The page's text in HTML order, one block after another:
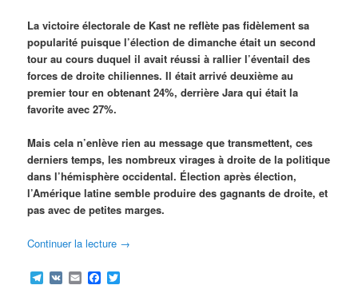
La victoire électorale de Kast ne reflète pas fidèlement sa
popularité puisque l’élection de dimanche était un second
tour au cours duquel il avait réussi à rallier l’éventail des
forces de droite chiliennes. Il était arrivé deuxième au
premier tour en obtenant 24%, derrière Jara qui était la
favorite avec 27%.
Mais cela n’enlève rien au message que transmettent, ces
derniers temps, les nombreux virages à droite de la politique
dans l’hémisphère occidental. Élection après élection,
l’Amérique latine semble produire des gagnants de droite, et
pas avec de petites marges.
Continuer la lecture →
Telegram
VK EmailFacebook